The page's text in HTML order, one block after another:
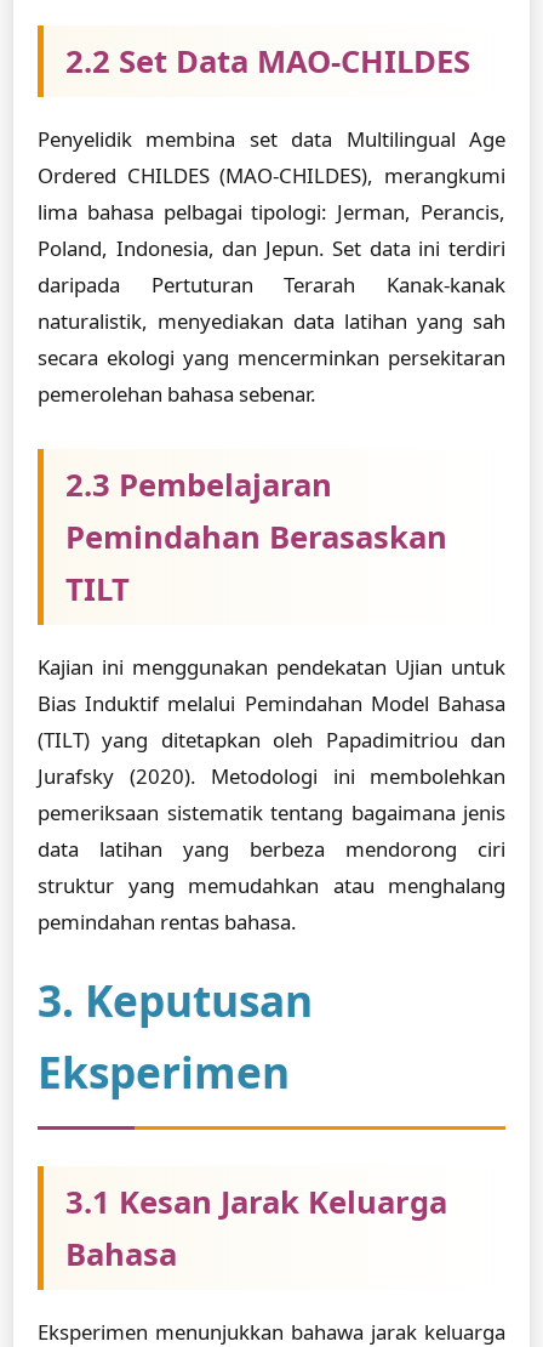
2.2 Set Data MAO-CHILDES
Penyelidik membina set data Multilingual Age
Ordered CHILDES (MAO-CHILDES), merangkumi
lima bahasa pelbagai tipologi: Jerman, Perancis,
Poland, Indonesia, dan Jepun. Set data ini terdiri
daripada Pertuturan Terarah Kanak-kanak
naturalistik, menyediakan data latihan yang sah
secara ekologi yang mencerminkan persekitaran
pemerolehan bahasa sebenar.
2.3 Pembelajaran
Pemindahan Berasaskan
TILT
Kajian ini menggunakan pendekatan Ujian untuk
Bias Induktif melalui Pemindahan Model Bahasa
(TILT) yang ditetapkan oleh Papadimitriou dan
Jurafsky (2020). Metodologi ini membolehkan
pemeriksaan sistematik tentang bagaimana jenis
data latihan yang berbeza mendorong ciri
struktur yang memudahkan atau menghalang
pemindahan rentas bahasa.
3. Keputusan
Eksperimen
3.1 Kesan Jarak Keluarga
Bahasa
Eksperimen menunjukkan bahawa jarak keluarga